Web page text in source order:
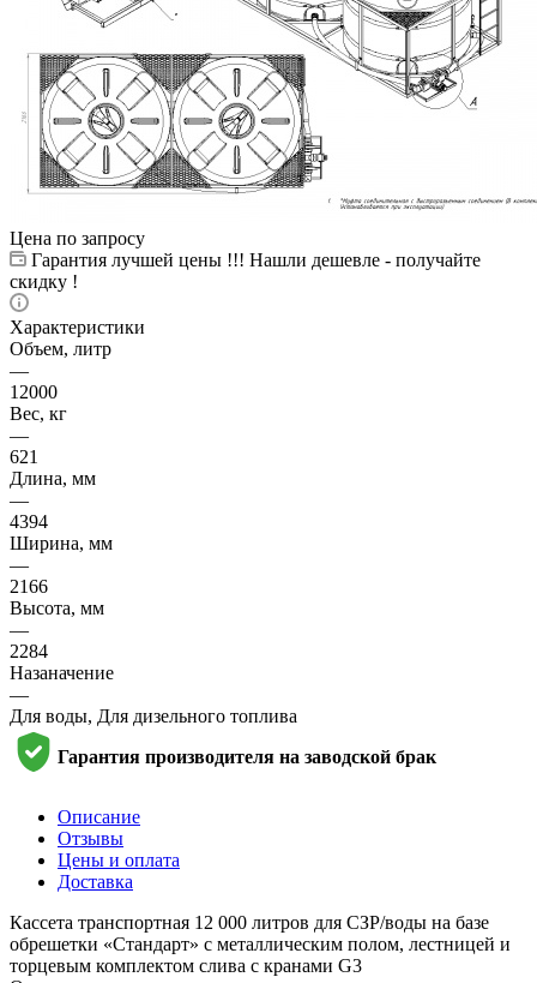
Цена по запросу
Гарантия лучшей цены !!! Нашли дешевле - получайте
скидку !
Характеристики
Объем, литр
—
12000
Вес, кг
—
621
Длина, мм
—
4394
Ширина, мм
—
2166
Высота, мм
—
2284
Назаначение
—
Для воды, Для дизельного топлива
Гарантия производителя на заводской брак
Описание
Отзывы
Цены и оплата
Доставка
Кассета транспортная 12 000 литров для СЗР/воды на базе
обрешетки «Стандарт» с металлическим полом, лестницей и
торцевым комплектом слива с кранами G3